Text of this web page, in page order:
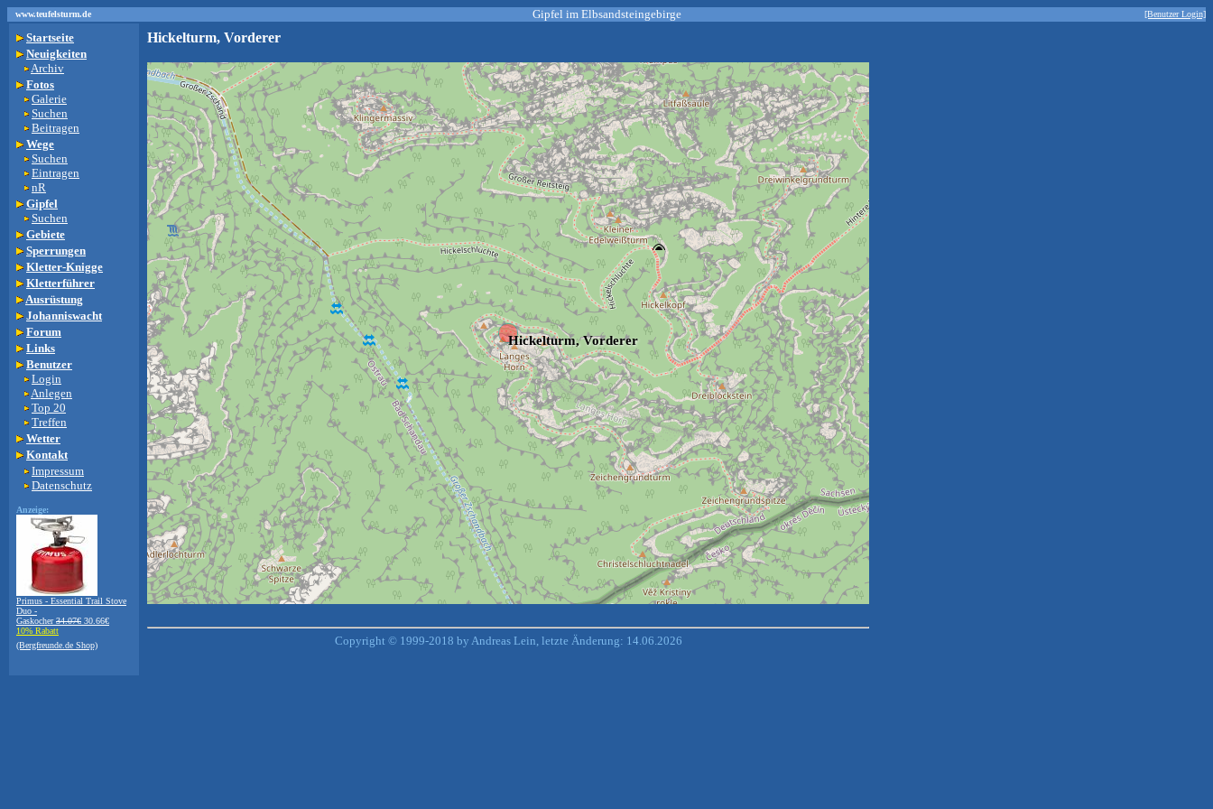
www.teufelsturm.de Gipfel im Elbsandsteingebirge [Benutzer Login]
Startseite
Neuigkeiten
Archiv
Fotos
Galerie
Suchen
Beitragen
Wege
Suchen
Eintragen
nR
Gipfel
Suchen
Gebiete
Sperrungen
Kletter-Knigge
Kletterführer
Ausrüstung
Johanniswacht
Forum
Links
Benutzer
Login
Anlegen
Top 20
Treffen
Wetter
Kontakt
Impressum
Datenschutz
Anzeige:
Primus - Essential Trail Stove
Duo -
Gaskocher34.07€ 30.66€
10% Rabatt
(Bergfreunde.de Shop)
Hickelturm, Vorderer
Hickelturm, Vorderer
⇧
Copyright © 1999-2018 by Andreas Lein, letzte Änderung: 14.06.2026